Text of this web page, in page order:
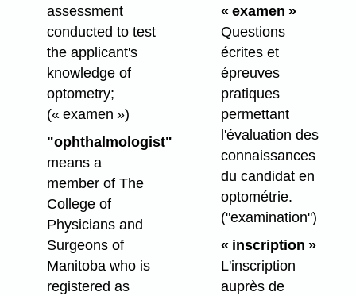
assessment
conducted to test
the applicant's
knowledge of
optometry;
(« examen »)
"ophthalmologist"
means a
member of The
College of
Physicians and
Surgeons of
Manitoba who is
registered as
« examen »
Questions
écrites et
épreuves
pratiques
permettant
l'évaluation des
connaissances
du candidat en
optométrie.
("examination")
« inscription »
L'inscription
auprès de